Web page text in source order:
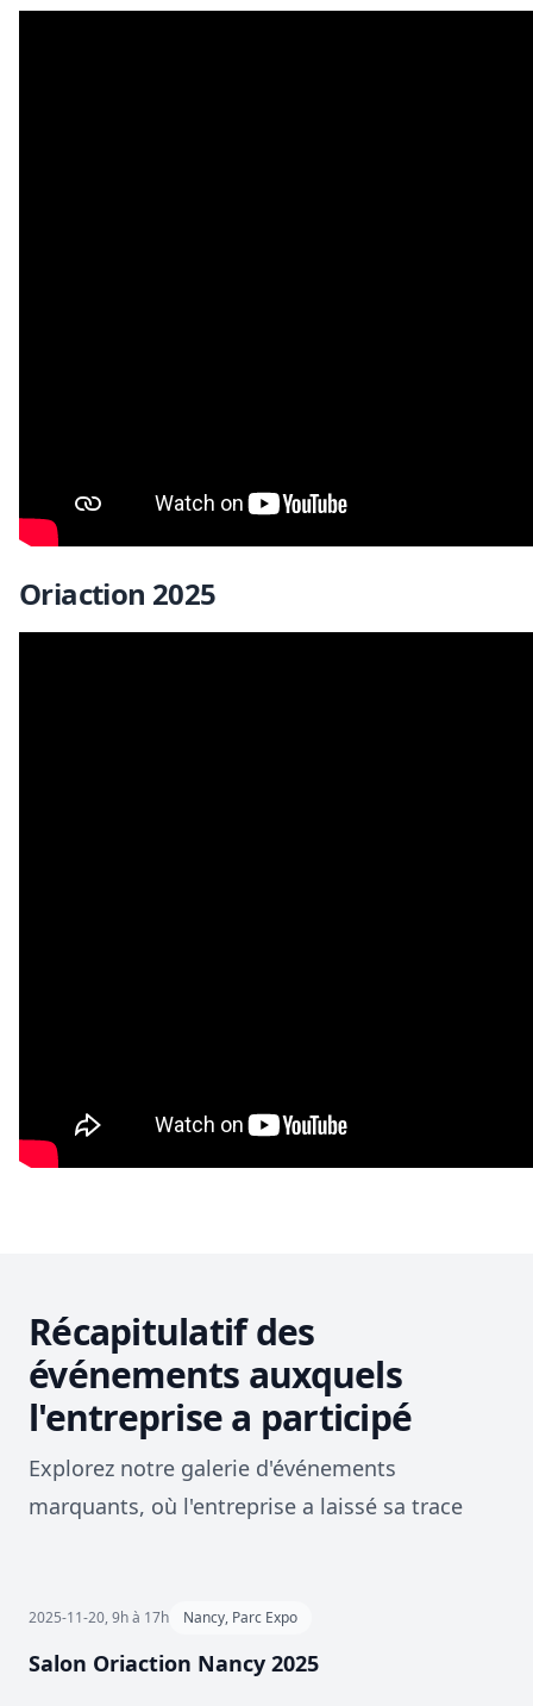
Oriaction 2025
Récapitulatif des
événements auxquels
l'entreprise a participé
Explorez notre galerie d'événements
marquants, où l'entreprise a laissé sa trace
2025-11-20, 9h à 17h Nancy, Parc Expo
Salon Oriaction Nancy 2025